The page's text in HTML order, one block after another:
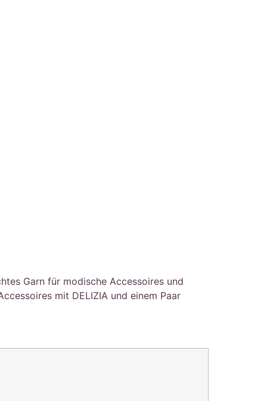
Garn für modische Accessoires und
mit DELIZIA und einem Paar